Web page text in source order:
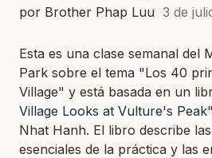
por Brother Phap Luu 3 de
Esta es una clase semanal del
Park sobre el tema "Los 40
Village" y está basada en un
Village Looks at Vulture's Peak"
Nhat Hanh. El libro describe
esenciales de la práctica y las